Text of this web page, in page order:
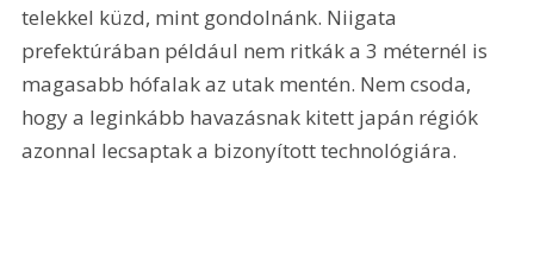
telekkel küzd, mint gondolnánk. Niigata
prefektúrában például nem ritkák a 3 méternél is
magasabb hófalak az utak mentén. Nem csoda,
hogy a leginkább havazásnak kitett japán régiók
azonnal lecsaptak a bizonyított technológiára.